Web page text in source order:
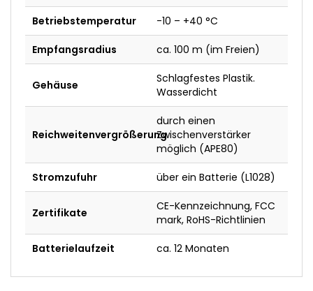
Betriebstemperatur -10 – +40 °C
Empfangsradius ca. 100 m (im Freien)
Gehäuse
Schlagfestes Plastik.
Wasserdicht
Reichweitenvergrößerung
durch einen
Zwischenverstärker
möglich (APE80)
Stromzufuhr über ein Batterie (L1028)
Zertifikate
CE-Kennzeichnung, FCC
mark, RoHS-Richtlinien
Batterielaufzeit ca. 12 Monaten